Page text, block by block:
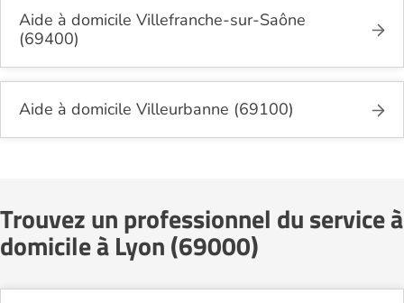
Aide à domicile Villefranche-sur-Saône
(69400)
Aide à domicile Villeurbanne (69100)
Trouvez un professionnel du service à
domicile à Lyon (69000)